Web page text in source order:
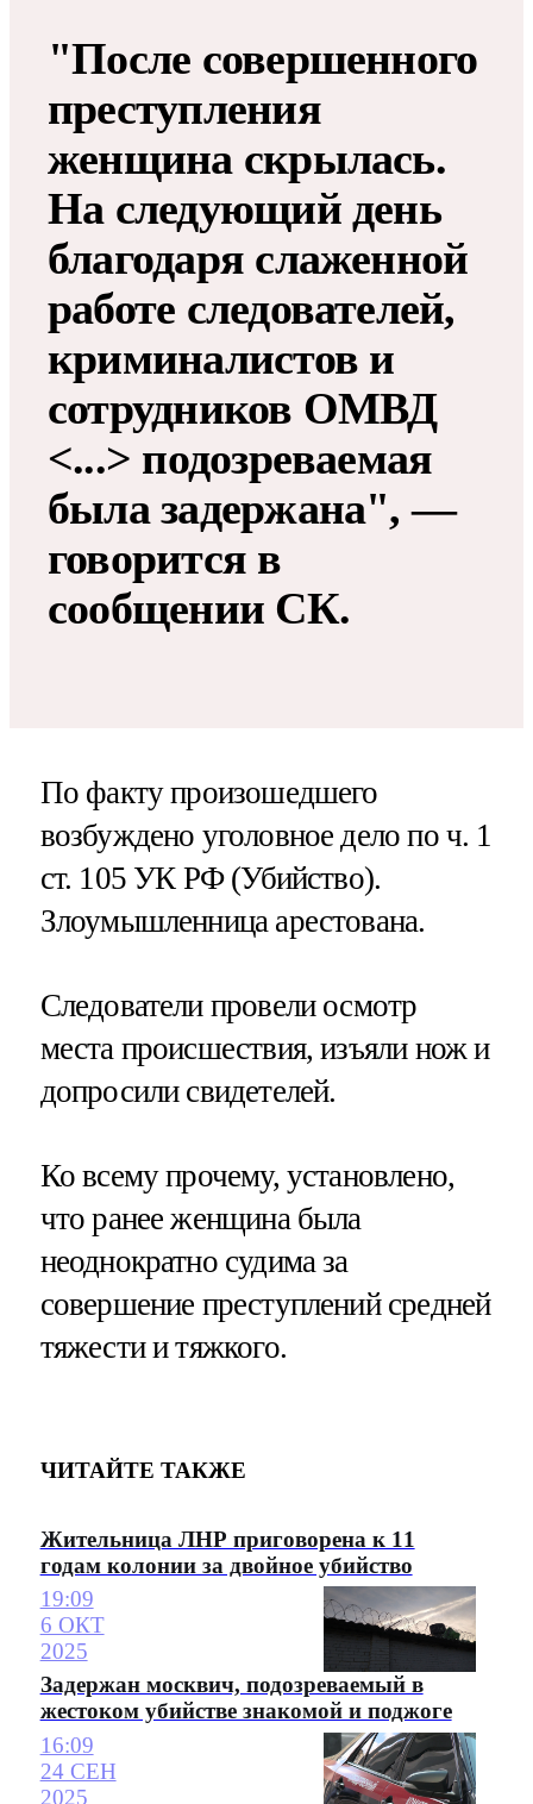
"После совершенного
преступления
женщина скрылась.
На следующий день
благодаря слаженной
работе следователей,
криминалистов и
сотрудников ОМВД
<...> подозреваемая
была задержана", —
говорится в
сообщении СК.
По факту произошедшего
возбуждено уголовное дело по ч. 1
ст. 105 УК РФ (Убийство).
Злоумышленница арестована.
Следователи провели осмотр
места происшествия, изъяли нож и
допросили свидетелей.
Ко всему прочему, установлено,
что ранее женщина была
неоднократно судима за
совершение преступлений средней
тяжести и тяжкого.
ЧИТАЙТЕ ТАКЖЕ
Жительница ЛНР приговорена к 11
годам колонии за двойное убийство
19:09
6 ОКТ
2025
Задержан москвич, подозреваемый в
жестоком убийстве знакомой и поджоге
16:09
24 СЕН
2025